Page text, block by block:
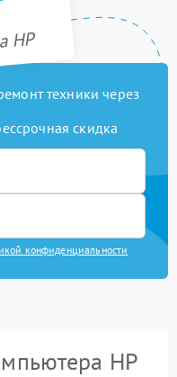
HP
техники через
скидка
конфиденциальности
HP